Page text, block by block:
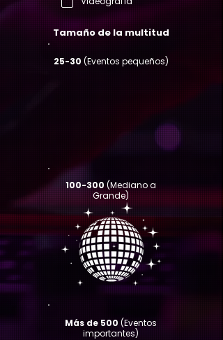
Tamaño de la multitud
25-30 (Eventos pequeños)
100-300 (Mediano a
Grande)
Más de 500 (Eventos
importantes)